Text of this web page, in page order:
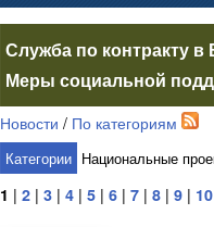
Служба по контракту
Меры социальной
Новости / По категориям
Категории Национальные
1 | 2 | 3 | 4 | 5 | 6 | 7 | 8 | 9 | 10